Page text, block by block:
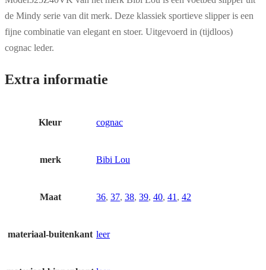
de Mindy serie van dit merk. Deze klassiek sportieve slipper is een
fijne combinatie van elegant en stoer. Uitgevoerd in (tijdloos)
cognac leder.
Extra informatie
Kleur cognac
merk Bibi Lou
Maat 36, 37, 38, 39, 40, 41 , 42
materiaal-buitenkant leer